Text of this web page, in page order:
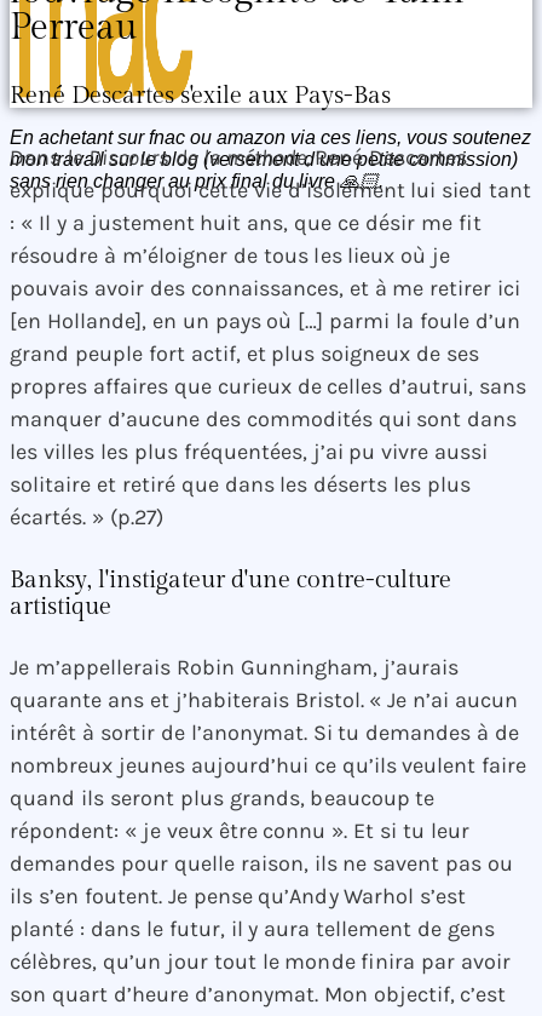
En achetant sur fnac ou amazon via ces liens, vous soutenez
mon travail sur le blog (versement d’une petite commission)
sans rien changer au prix final du livre 🙏🏻.
Perreau
René Descartes s'exile aux Pays-Bas
Dansle Discours de la méthode,René Descartes
explique pourquoi cette vie d’isolement lui sied tant
: « Il y a justement huit ans, que ce désir me fit
résoudre à m’éloigner de tous les lieux où je
pouvais avoir des connaissances, et à me retirer ici
[en Hollande], en un pays où […] parmi la foule d’un
grand peuple fort actif, et plus soigneux de ses
propres affaires que curieux de celles d’autrui, sans
manquer d’aucune des commodités qui sont dans
les villes les plus fréquentées, j’ai pu vivre aussi
solitaire et retiré que dans les déserts les plus
écartés. » (p.27)
Banksy, l'instigateur d'une contre-culture
artistique
Je m’appellerais Robin Gunningham, j’aurais
quarante ans et j’habiterais Bristol. « Je n’ai aucun
intérêt à sortir de l’anonymat. Si tu demandes à de
nombreux jeunes aujourd’hui ce qu’ils veulent faire
quand ils seront plus grands, beaucoup te
répondent: « je veux être connu ». Et si tu leur
demandes pour quelle raison, ils ne savent pas ou
ils s’en foutent. Je pense qu’Andy Warhol s’est
planté : dans le futur, il y aura tellement de gens
célèbres, qu’un jour tout le monde finira par avoir
son quart d’heure d’anonymat. Mon objectif, c’est